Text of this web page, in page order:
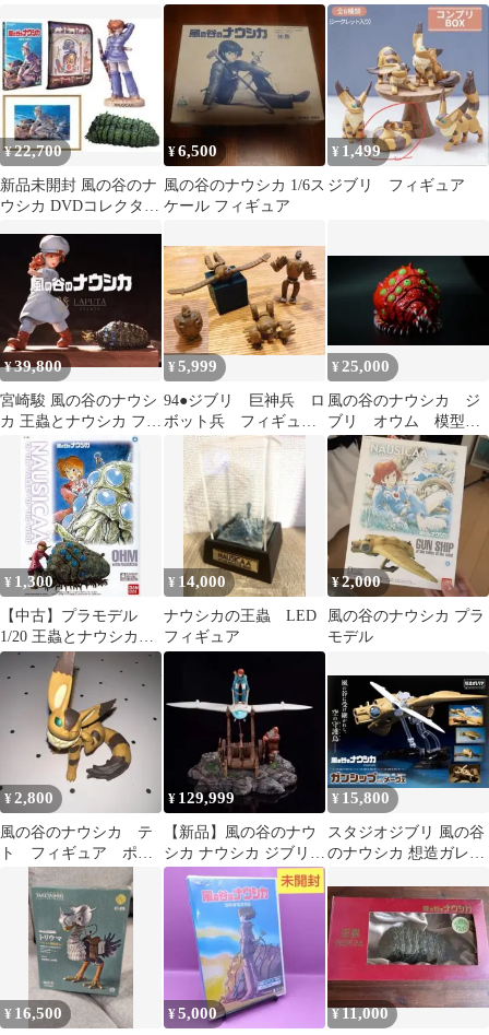
ランター
¥22,700
新品未開封 風の谷のナ
ウシカ DVDコレクター
特典付
¥6,500
風の谷のナウシカ 1/6ス
ケール フィギュア
¥ 1,499
ジブリ フィギュア
¥39,800
宮崎駿 風の谷のナウシ
カ 王蟲とナウシカ フィ
ギュア
¥5,999
94●ジブリ 巨神兵 ロ
ボット兵 フィギュ
ア 風の谷のナウシ
カ 天空の城ラピュタ
¥ 25,000
風の谷のナウシカ ジ
ブリ オウム 模型
完成品
¥ 1,300
【中古】プラモデル
1/20 王蟲とナウシカ
「風の谷のナウシカ」
シリーズNo.4 [0124910]
¥ 14,000
ナウシカの王蟲 LED
フィギュア
¥2,000
風の谷のナウシカ プラ
モデル
¥2,800
風の谷のナウシカ テ
ト フィギュア ポー
ズがいっぱいコレクシ
ョン
¥ 129,999
【新品】風の谷のナウ
シカ ナウシカ ジブリ
フィギュア ガレージキ
ット
¥ 15,800
スタジオジブリ 風の谷
のナウシカ 想造ガレリ
ーヴェ」
¥ 16,500 ¥5,000 ¥11,000